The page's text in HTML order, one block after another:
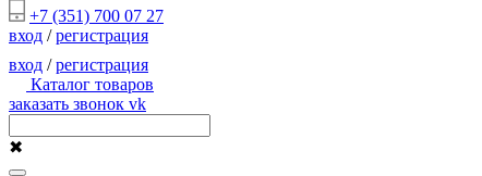
+7 (351) 700 07 27
вход /регистрация
вход /регистрация
Каталог товаров
заказать звонок vk
✖